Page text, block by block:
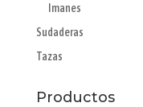
Imanes
Sudaderas
Tazas
Productos